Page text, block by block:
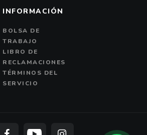
INFORMACIÓN
BOLSA DE
TRABAJO
LIBRO DE
RECLAMACIONES
TÉRMINOS DEL
SERVICIO